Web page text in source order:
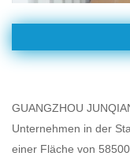
GUANGZHOU
Unternehmen in der
einer Fläche von